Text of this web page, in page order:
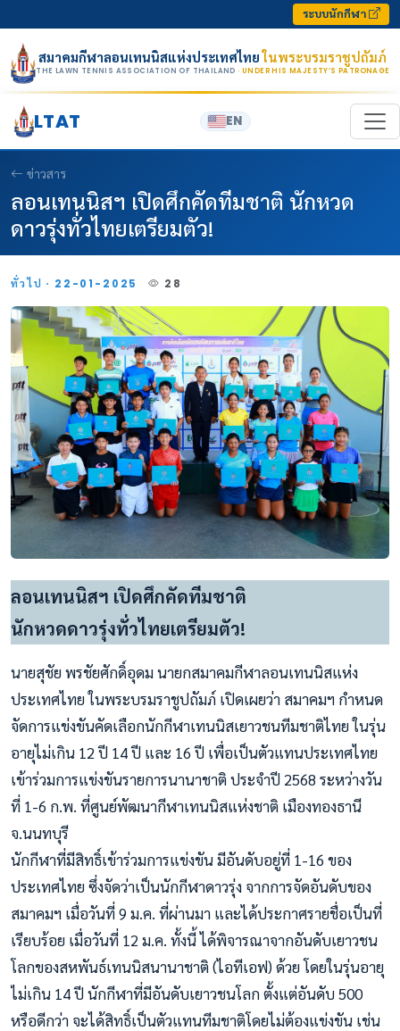
ระบบนักกีฬา
สมาคมกีฬาลอนเทนนิสแห่งประเทศไทยในพระบรมราชูปถัมภ์
THE LAWN TENNIS ASSOCIATION OF THAILAND · UNDER HIS MAJESTY’S PATRONAGE
LTAT EN
ข่าวสาร
ลอนเทนนิสฯ เปิดศึกคัดทีมชาติ นักหวด
ดาวรุ่งทั่วไทยเตรียมตัว!
ทั่วไป · 22-01-2025 28
ลอนเทนนิสฯ เปิดศึกคัดทีมชาติ
นักหวดดาวรุ่งทั่วไทยเตรียมตัว!
นายสุชัย พรชัยศักดิ์อุดม นายกสมาคมกีฬาลอนเทนนิสแห่ง
ประเทศไทย ในพระบรมราชูปถัมภ์ เปิดเผยว่า สมาคมฯ กำหนด
จัดการแข่งขันคัดเลือกนักกีฬาเทนนิสเยาวชนทีมชาติไทย ในรุ่น
อายุไม่เกิน 12 ปี 14 ปี และ 16 ปี เพื่อเป็นตัวแทนประเทศไทย
เข้าร่วมการแข่งขันรายการนานาชาติ ประจำปี 2568 ระหว่างวัน
ที่ 1-6 ก.พ. ที่ศูนย์พัฒนากีฬาเทนนิสแห่งชาติ เมืองทองธานี
จ.นนทบุรี
นักกีฬาที่มีสิทธิ์เข้าร่วมการแข่งขัน มีอันดับอยู่ที่ 1-16 ของ
ประเทศไทย ซึ่งจัดว่าเป็นนักกีฬาดาวรุ่ง จากการจัดอันดับของ
สมาคมฯ เมื่อวันที่ 9 ม.ค. ที่ผ่านมา และได้ประกาศรายชื่อเป็นที่
เรียบร้อย เมื่อวันที่ 12 ม.ค. ทั้งนี้ ได้พิจารณาจากอันดับเยาวชน
โลกของสหพันธ์เทนนิสนานาชาติ (ไอทีเอฟ) ด้วย โดยในรุ่นอายุ
ไม่เกิน 14 ปี นักกีฬาที่มีอันดับเยาวชนโลก ตั้งแต่อันดับ 500
หรือดีกว่า จะได้สิทธิ์เป็นตัวแทนทีมชาติโดยไม่ต้องแข่งขัน เช่น